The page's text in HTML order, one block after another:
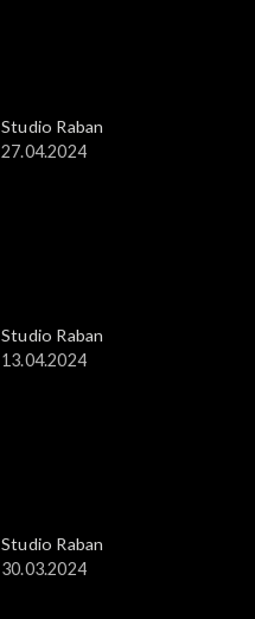
Studio Raban
27.04.2024
Studio Raban
13.04.2024
Studio Raban
30.03.2024